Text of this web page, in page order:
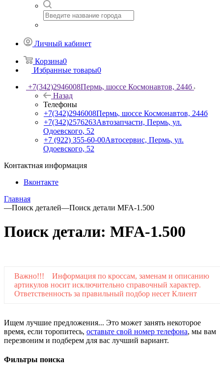
Личный кабинет
Корзина0
Избранные товары0
+7(342)2946008Пермь, шоссе Космонавтов, 244б
Назад
Телефоны
+7(342)2946008Пермь, шоссе Космонавтов, 244б
+7(342)2576263Автозапчасти, Пермь, ул.
Одоевского, 52
+7 (922) 355-60-00Автосервис, Пермь, ул.
Одоевского, 52
Контактная информация
Вконтакте
Главная
—Поиск деталей—Поиск детали MFA-1.500
Поиск детали: MFA-1.500
Важно!!! Информация по кроссам, заменам и описанию
артикулов носит исключительно справочный характер.
Ответственность за правильный подбор несет Клиент
Ищем лучшие предложения... Это может занять некоторое
время, если торопитесь, оставьте свой номер телефона, мы вам
перезвоним и подберем для вас лучший вариант.
Фильтры поиска